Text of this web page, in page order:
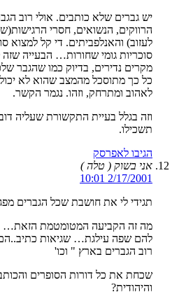
יש גברים שלא כותבים. אולי רוב
הרווקים, הנשואים, חסרי
לעזוב) והאנלפביתים. די קל למצוא
סוכריות גומי שחורות… הבעייה
מקרים נדירים, בדיוק כמו שהגבר
כל כך מתוסכל מהמצב שהוא לא
לאהוב ומתרחק, וזהו. נגמר הקשר.
וזה בגלל בעיית התקשורת שעליה
תשכילו.
הגיבו לאפרסק
אני בשוק ( טלה )
2/17/2001 10:01
תגידי לי את חושבת שכל הגברים
מה זה הקביעה המטומטמת הזאת…
להם שפה עילגת… שגיאות
רוב הגברים בארץ " וכו'
שכחת את כל דורות הסופרים
והיהודית?